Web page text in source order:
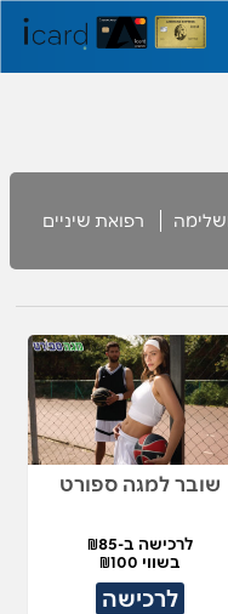
רפואת שיניים
שובר למגה ספורט
לרכישה ב-₪85
בשווי ₪100
לרכישה